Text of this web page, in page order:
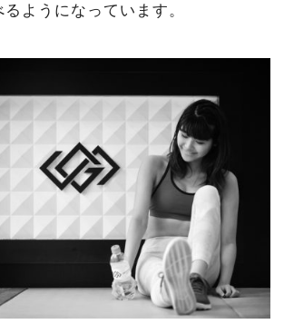
ようになっています。